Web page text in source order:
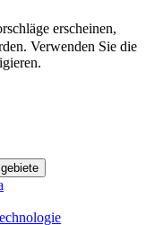
erscheinen,
Verwenden Sie die